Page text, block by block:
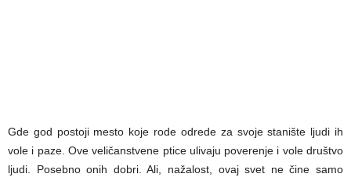
Gde god postoji mesto koje rode odrede za svoje stanište ljudi ih
vole i paze. Ove veličanstvene ptice ulivaju poverenje i vole društvo
ljudi. Posebno onih dobri. Ali, nažalost, ovaj svet ne čine samo